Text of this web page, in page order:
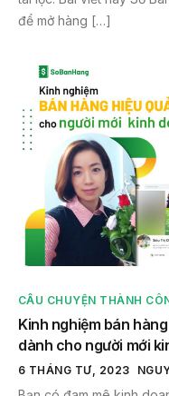
để mở hàng […]
CÂU CHUYỆN THÀNH
Kinh nghiệm bán
dành cho người mới
6 THÁNG TƯ, 2023